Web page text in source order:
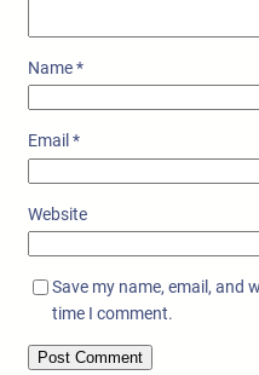
Name*
Email *
Website
Save my name, email, and
time I comment.